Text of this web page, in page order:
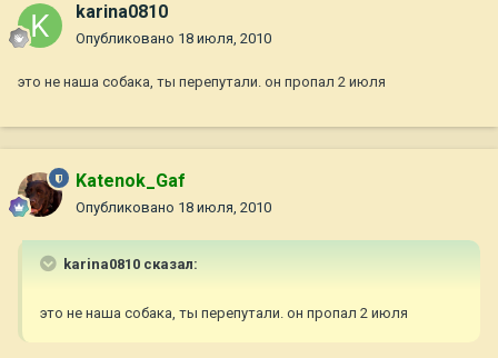
karina0810
Опубликовано 18 июля, 2010
это не наша собака, ты перепутали. он пропал 2 июля
Katenok_Gaf
Опубликовано 18 июля, 2010
karina0810 сказал:
это не наша собака, ты перепутали. он пропал 2 июля